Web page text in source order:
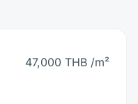
47,000 THB /m²